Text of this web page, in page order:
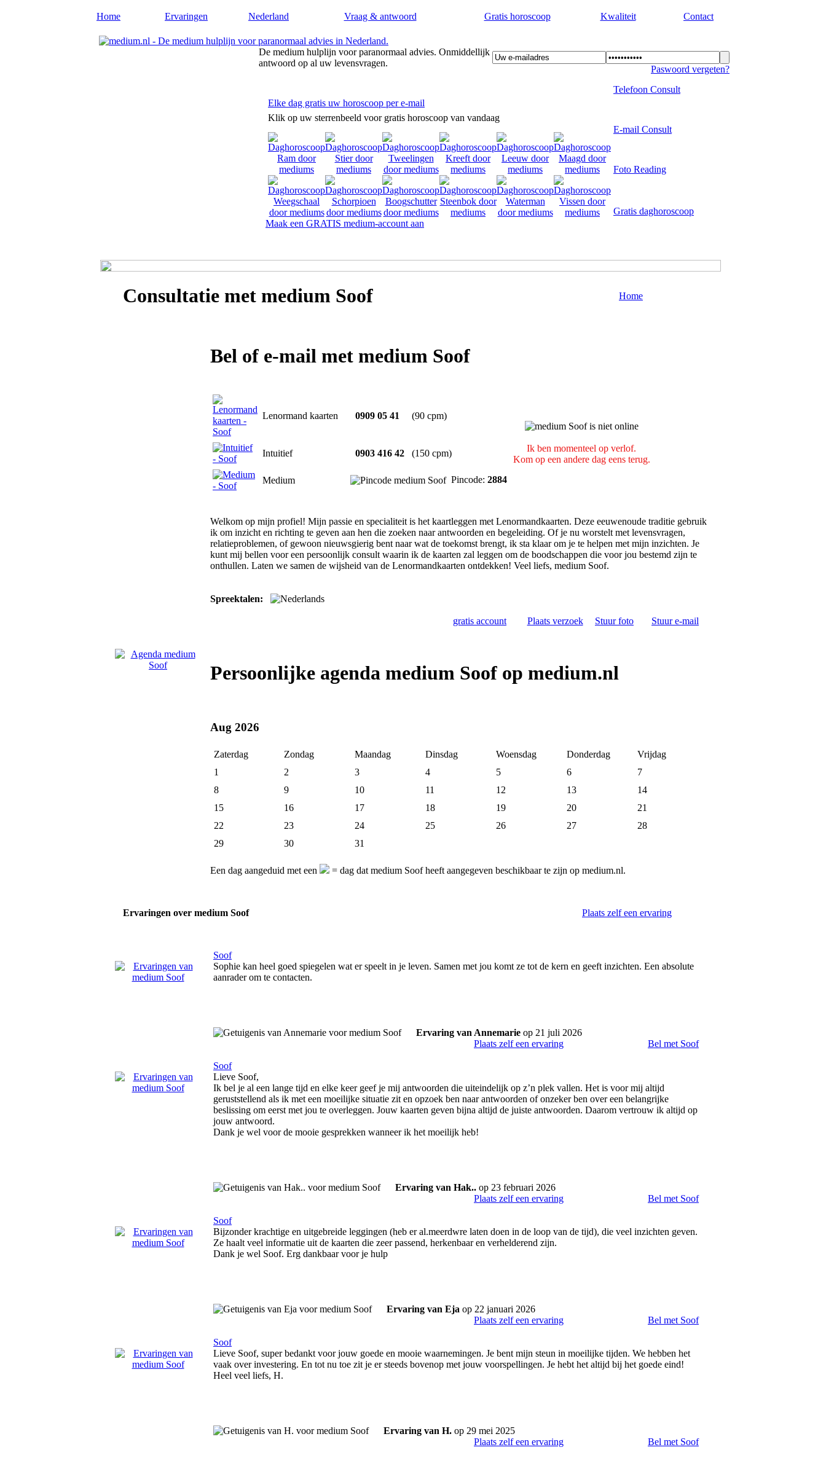
Home Ervaringen Nederland Vraag & antwoord Gratis horoscoop Kwaliteit Contact
De medium hulplijn voor paranormaal advies. Onmiddellijk
antwoord op al uw levensvragen.
Paswoord vergeten?
Elke dag gratis uw horoscoop per e-mail
Klik op uw sterrenbeeld voor gratis horoscoop van vandaag
Maak een GRATIS medium-account aan
Telefoon Consult
E-mail Consult
Foto Reading
Gratis daghoroscoop
Consultatie met medium Soof Home
Bel of e-mail met medium Soof
Lenormand kaarten 0909 05 41 (90 cpm)
Ik ben momenteel op verlof.
Kom op een andere dag eens terug.
Intuitief 0903 416 42 (150 cpm)
Medium Pincode: 2884
Welkom op mijn profiel! Mijn passie en specialiteit is het kaartleggen met Lenormandkaarten. Deze eeuwenoude traditie gebruik
ik om inzicht en richting te geven aan hen die zoeken naar antwoorden en begeleiding. Of je nu worstelt met levensvragen,
relatieproblemen, of gewoon nieuwsgierig bent naar wat de toekomst brengt, ik sta klaar om je te helpen met mijn inzichten. Je
kunt mij bellen voor een persoonlijk consult waarin ik de kaarten zal leggen om de boodschappen die voor jou bestemd zijn te
onthullen. Laten we samen de wijsheid van de Lenormandkaarten ontdekken! Veel liefs, medium Soof.
Spreektalen:
gratis account Plaats verzoek Stuur foto Stuur e-mail
Persoonlijke agenda medium Soof op medium.nl
Aug 2026
Zaterdag Zondag Maandag Dinsdag Woensdag Donderdag
Vrijdag
1
2 3 4 5 6
7
8
9 10 11 12 13
14
15
16 17 18 19 20
21
22
23 24 25 26 27
28
29
30 31
Een dag aangeduid met een = dag dat medium Soof heeft aangegeven beschikbaar te zijn op medium.nl.
Ervaringen over medium Soof Plaats zelf een ervaring
Soof
Sophie kan heel goed spiegelen wat er speelt in je leven. Samen met jou komt ze tot de kern en geeft inzichten. Een absolute
aanrader om te contacten.
Ervaring van Annemarie op 21 juli 2026
Plaats zelf een ervaring
Bel met Soof
Soof
Lieve Soof,
Ik bel je al een lange tijd en elke keer geef je mij antwoorden die uiteindelijk op z’n plek vallen. Het is voor mij altijd
geruststellend als ik met een moeilijke situatie zit en opzoek ben naar antwoorden of onzeker ben over een belangrijke
beslissing om eerst met jou te overleggen. Jouw kaarten geven bijna altijd de juiste antwoorden. Daarom vertrouw ik altijd op
jouw antwoord.
Dank je wel voor de mooie gesprekken wanneer ik het moeilijk heb!
Ervaring van Hak.. op 23 februari 2026
Plaats zelf een ervaring
Bel met Soof
Soof
Bijzonder krachtige en uitgebreide leggingen (heb er al.meerdwre laten doen in de loop van de tijd), die veel inzichten geven.
Ze haalt veel informatie uit de kaarten die zeer passend, herkenbaar en verhelderend zijn.
Dank je wel Soof. Erg dankbaar voor je hulp
Ervaring van Eja op 22 januari 2026
Plaats zelf een ervaring
Bel met Soof
Soof
Lieve Soof, super bedankt voor jouw goede en mooie waarnemingen. Je bent mijn steun in moeilijke tijden. We hebben het
vaak over investering. En tot nu toe zit je er steeds bovenop met jouw voorspellingen. Je hebt het altijd bij het goede eind!
Heel veel liefs, H.
Ervaring van H. op 29 mei 2025
Plaats zelf een ervaring
Bel met Soof